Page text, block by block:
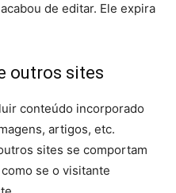
de editar. Ele expira
outros sites
conteúdo incorporado
artigos, etc.
sites se comportam
se o visitante